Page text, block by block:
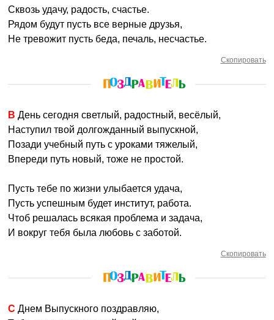
Сквозь удачу, радость, счастье.
Рядом будут пусть все верные друзья,
Не тревожит пусть беда, печаль, несчастье.
Скопировать
В День сегодня светлый, радостный, весёлый,
Наступил твой долгожданный выпускной,
Позади учебный путь с уроками тяжелый,
Впереди путь новый, тоже не простой.
Пусть тебе по жизни улыбается удача,
Пусть успешным будет институт, работа.
Чтоб решалась всякая проблема и задача,
И вокруг тебя была любовь с заботой.
Скопировать
С Днем Выпускного поздравляю,